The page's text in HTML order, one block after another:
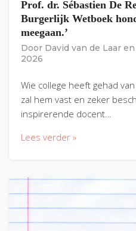
Prof. dr. Sébastien De
Burgerlijk Wetboek
meegaan.’
Door David van de Laar en
2026
Wie college heeft gehad
zal hem vast en zeker
inspirerende docent…
Lees verder »